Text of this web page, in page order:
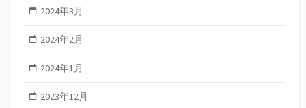
2024年3月
2024年2月
2024年1月
2023年12月